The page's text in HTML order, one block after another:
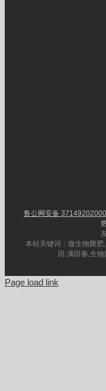
鲁公网安备
本站关键词：微生物菌
田,满田春,生
Page load link